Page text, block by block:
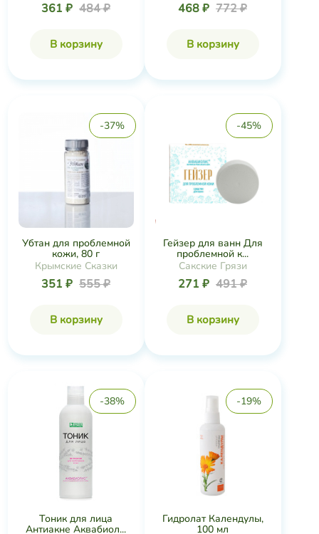
361 ₽ 484 ₽
В корзину
468 ₽ 772 ₽
В корзину
-37%
Убтан для проблемной
кожи, 80 г
Крымские Сказки
351 ₽ 555 ₽
В корзину
-45%
Гейзер для ванн Для
проблемной к...
Сакские Грязи
271 ₽ 491 ₽
В корзину
-38%
Тоник для лица
Антиакне Аквабиол...
-19%
Гидролат Календулы,
100 мл